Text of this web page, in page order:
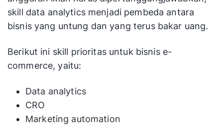
skill data analytics menjadi pembeda antara
bisnis yang untung dan yang terus bakar uang.
Berikut ini skill prioritas untuk bisnis e-
commerce, yaitu:
Data analytics
CRO
Marketing automation